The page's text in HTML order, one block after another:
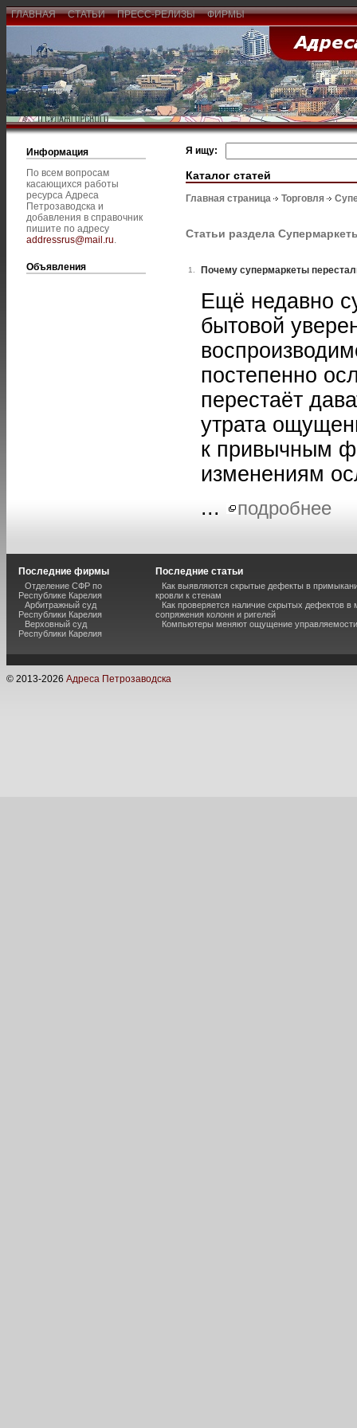
ГЛАВНАЯ СТАТЬИ ПРЕСС-РЕЛИЗЫ ФИРМЫ
Информация
По всем вопросам
касающихся работы
ресурса Адреса
Петрозаводска и
добавления в справочник
пишите по адресу
addressrus@mail.ru.
Объявления
Я ищу:
Каталог статей
Главная страница Торговля
Статьи раздела
1. Почему супермаркеты
Ещё недавно
бытовой
постепенно
перестаёт
утрата
к привычным
изменениям
...
подробнее
Последние фирмы
Отделение СФР по
Республике Карелия
Арбитражный суд
Республики Карелия
Верховный суд
Республики Карелия
Последние статьи
Как выявляются скрытые дефекты в
кровли к стенам
Как проверяется наличие скрытых дефектов в
сопряжения колонн и ригелей
Компьютеры меняют ощущение управляемости
© 2013-2026 Адреса Петрозаводска